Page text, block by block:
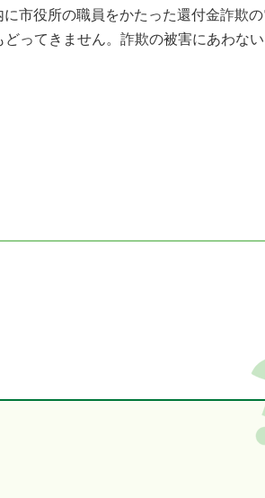
市役所の職員をかたった還付金詐欺
ってきません。詐欺の被害にあわな